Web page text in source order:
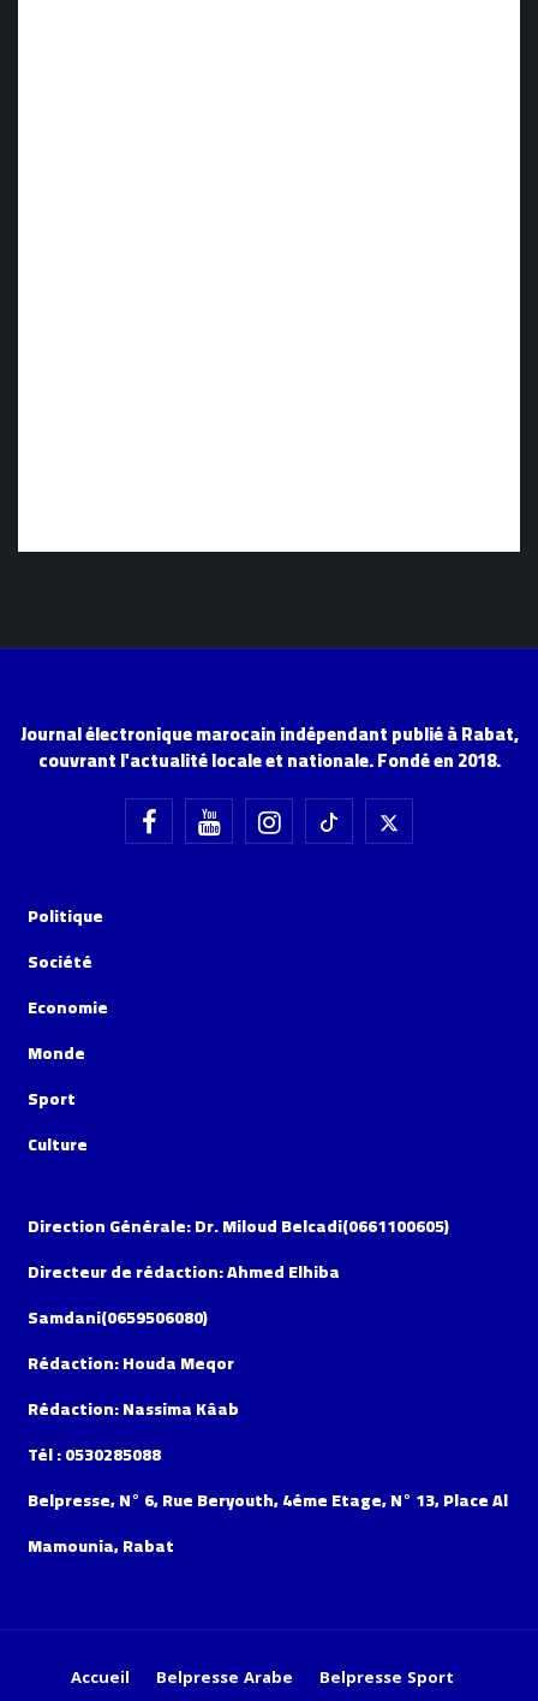
Journal électronique marocain indépendant publié à Rabat,
couvrant l'actualité locale et nationale. Fondé en 2018.
Politique
Société
Economie
Monde
Sport
Culture
Direction Générale: Dr. Miloud Belcadi(0661100605)
Directeur de rédaction: Ahmed Elhiba
Samdani(0659506080)
Rédaction: Houda Meqor
Rédaction: Nassima Kâab
Tél : 0530285088
Belpresse, N° 6, Rue Beryouth, 4éme Etage, N° 13, Place Al
Mamounia, Rabat
Accueil Belpresse Arabe Belpresse Sport